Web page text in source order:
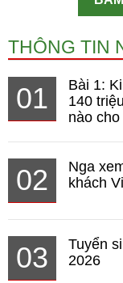
THÔNG TIN
01
Bài 1:
140
nào
02
Nga
khách
03
Tuyển
2026